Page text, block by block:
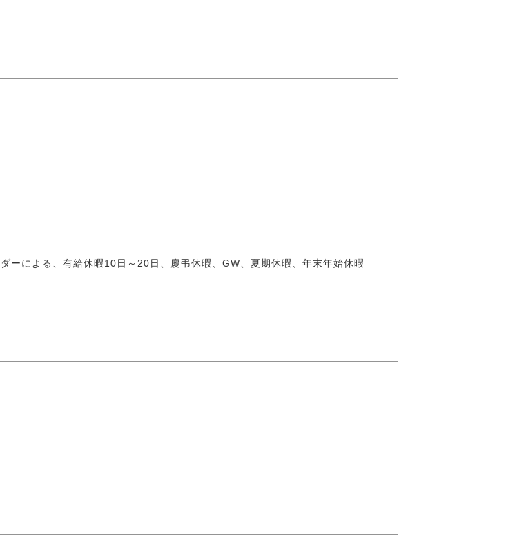
ーによる、有給休暇10日～20日、慶弔休暇、GW、夏期休暇、年末年始休暇